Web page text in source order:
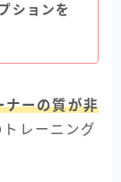
ションを
ナーの質が非
レーニング